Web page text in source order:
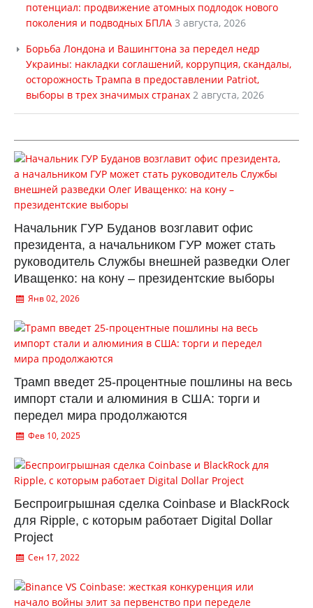
потенциал: продвижение атомных подлодок нового
поколения и подводных БПЛА 3 августа, 2026
Борьба Лондона и Вашингтона за передел недр
Украины: накладки соглашений, коррупция, скандалы,
осторожность Трампа в предоставлении Patriot,
выборы в трех значимых странах 2 августа, 2026
Начальник ГУР Буданов возглавит офис
президента, а начальником ГУР может стать
руководитель Службы внешней разведки Олег
Иващенко: на кону – президентские выборы
Янв 02, 2026
Трамп введет 25-процентные пошлины на весь
импорт стали и алюминия в США: торги и
передел мира продолжаются
Фев 10, 2025
Беспроигрышная сделка Coinbase и BlackRock
для Ripple, с которым работает Digital Dollar
Project
Сен 17, 2022